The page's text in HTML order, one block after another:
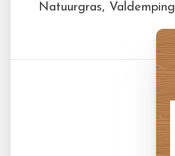
Natuurgras, Valdemping